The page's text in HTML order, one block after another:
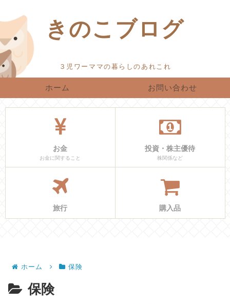
きのこブログ
ホーム お問い合わせ
お金
お金に関すること
投資・株主優待
株関係など
旅行 購入品
ホーム 保険
保険